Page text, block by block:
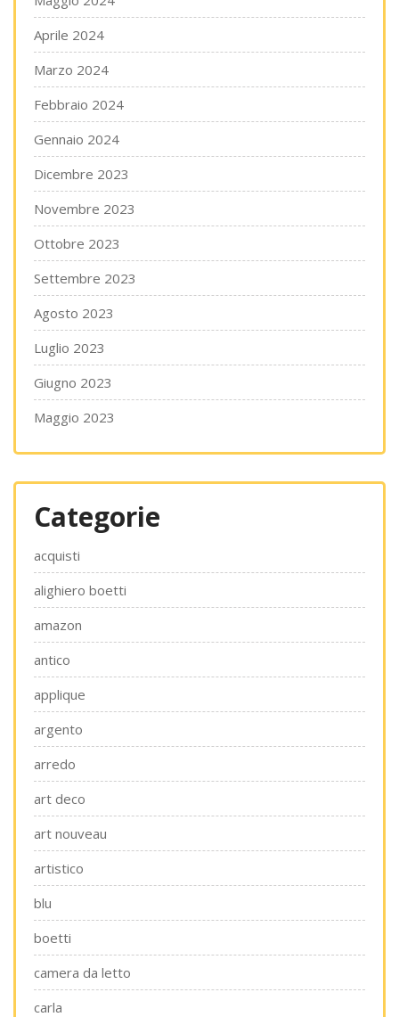
Aprile 2024
Marzo 2024
Febbraio 2024
Gennaio 2024
Dicembre 2023
Novembre 2023
Ottobre 2023
Settembre 2023
Agosto 2023
Luglio 2023
Giugno 2023
Maggio 2023
Categorie
acquisti
alighiero boetti
amazon
antico
applique
argento
arredo
art deco
art nouveau
artistico
blu
boetti
camera da letto
carla